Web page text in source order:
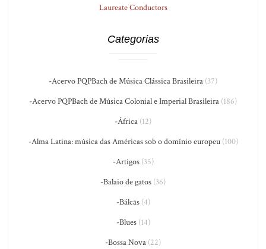
Laureate Conductors
Categorias
-Acervo PQPBach de Música Clássica Brasileira (37)
-Acervo PQPBach de Música Colonial e Imperial Brasileira (186)
-África (12)
-Alma Latina: música das Américas sob o domínio europeu(100)
-Artigos(35)
-Balaio de gatos (36)
-Bálcãs(4)
-Blues(14)
-Bossa Nova (22)